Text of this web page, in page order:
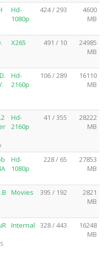
Hd-
1080p
424 / 293
4600
MB
X265 491 / 10
24985
MB
Hd-
2160p
106 / 289
16110
MB
Hd-
2160p
41 / 355
28222
MB
Hd-
1080p
228 / 65
27853
MB
Movies 395 / 192
2821
MB
Internal 328 / 443
16248
MB